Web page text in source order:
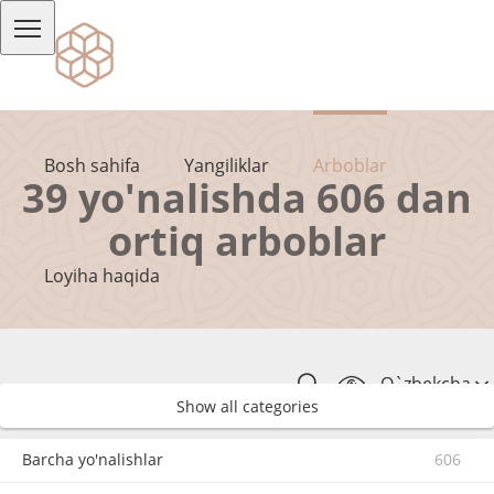
Bosh sahifa Yangiliklar Arboblar
Loyiha haqida
O`zbekcha
39 yo'nalishda 606 dan
ortiq arboblar
Show all categories
Barcha yo'nalishlar 606